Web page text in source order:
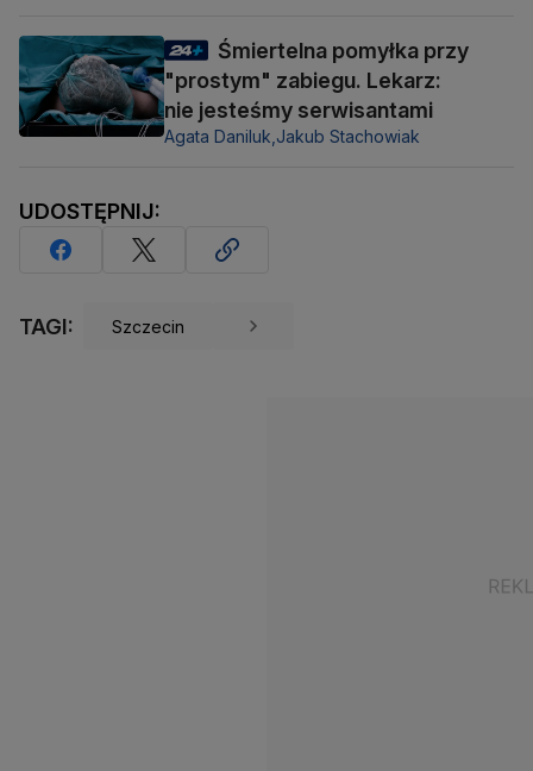
Śmiertelna pomyłka przy
"prostym" zabiegu. Lekarz:
nie jesteśmy serwisantami
Agata Daniluk,Jakub Stachowiak
UDOSTĘPNIJ:
TAGI: Szczecin